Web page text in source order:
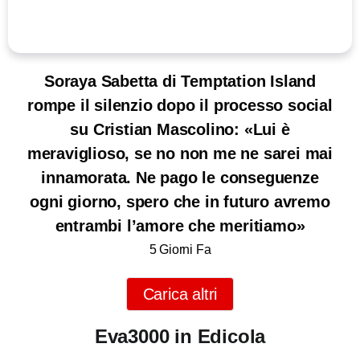
Soraya Sabetta di Temptation Island
rompe il silenzio dopo il processo social
su Cristian Mascolino: «Lui è
meraviglioso, se no non me ne sarei mai
innamorata. Ne pago le conseguenze
ogni giorno, spero che in futuro avremo
entrambi l’amore che meritiamo»
5 Giorni Fa
Carica altri
Eva3000 in Edicola